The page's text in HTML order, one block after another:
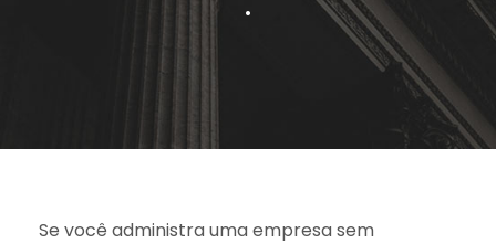
•
Se você administra uma empresa sem